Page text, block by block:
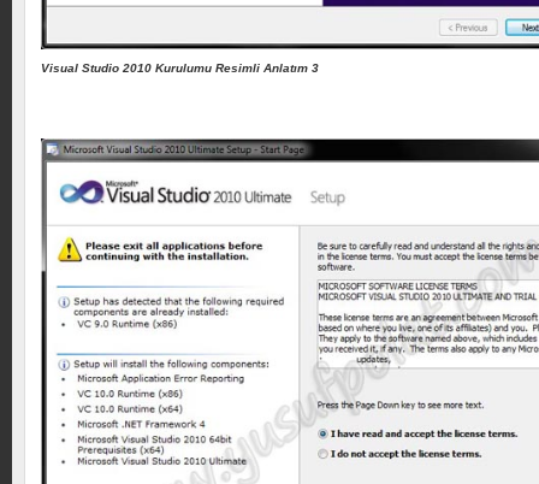
Visual Studio 2010 Kurulumu Resimli Anlatım 3